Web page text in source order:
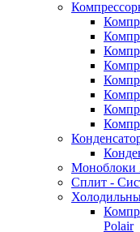
Моноблоки
Сплит -
Polair